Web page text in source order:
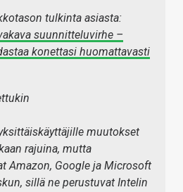
tulkinta asiasta:
suunnitteluvirhe –
konettasi huomattavasti
muutokset
rajuina, mutta
Amazon, Google ja Microsoft
sillä ne perustuvat Intelin